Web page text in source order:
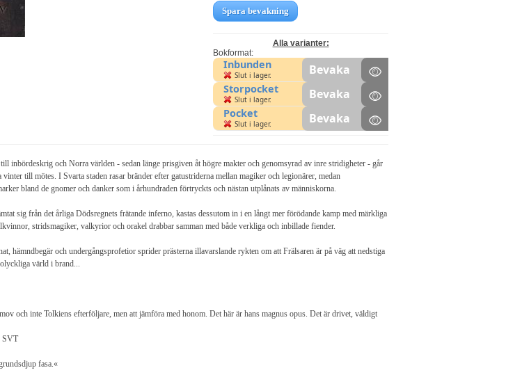
Spara bevakning
Alla varianter:
Bokformat:
Inbunden
Slut i lager. Bevaka
Storpocket
Slut i lager. Bevaka
Pocket
Slut i lager. Bevaka
inbördeskrig och Norra världen - sedan länge prisgiven åt högre makter och genomsyrad av inre stridigheter - går
till mötes. I Svarta staden rasar bränder efter gatustriderna mellan magiker och legionärer, medan
bland de gnomer och danker som i århundraden förtryckts och nästan utplånats av människorna.
sig från det årliga Dödsregnets frätande inferno, kastas dessutom in i en långt mer förödande kamp med märkliga
stridsmagiker, valkyrior och orakel drabbar samman med både verkliga och inbillade fiender.
hämndbegär och undergångsprofetior sprider prästerna illavarslande rykten om att Frälsaren är på väg att nedstiga
värld i brand...
och inte Tolkiens efterföljare, men att jämföra med honom. Det här är hans magnus opus. Det är drivet, väldigt
SVT
fasa.«